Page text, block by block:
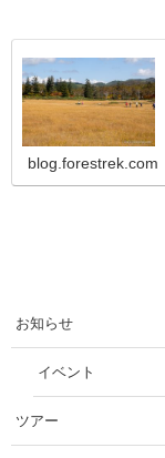
blog.forestrek.com
お知らせ
イベント
ツアー